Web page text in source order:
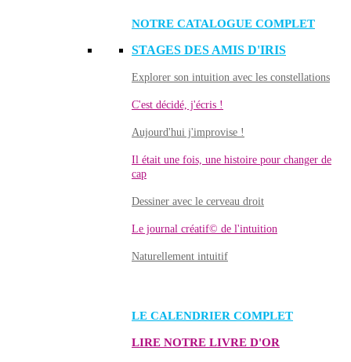
NOTRE CATALOGUE COMPLET
STAGES DES AMIS D'IRIS
Explorer son intuition avec les constellations
C'est décidé, j'écris !
Aujourd'hui j'improvise !
Il était une fois, une histoire pour changer de
cap
Dessiner avec le cerveau droit
Le journal créatif© de l'intuition
Naturellement intuitif
LE CALENDRIER COMPLET
LIRE NOTRE LIVRE D'OR